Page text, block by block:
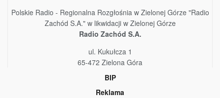
Polskie Radio - Regionalna Rozgłośnia w Zielonej Górze "Radio
Zachód S.A." w likwidacji w Zielonej Górze
Radio Zachód S.A.
ul. Kukułcza 1
65-472 Zielona Góra
BIP
Reklama